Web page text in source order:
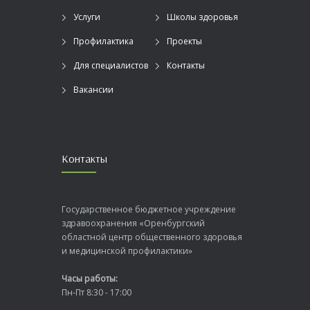
Услуги Школы здоровья
Профилактика Проекты
Для специалистов Контакты
Вакансии
Контакты
Государственное бюджетное учреждение
здравоохранения «Оренбургский
областной центр общественного здоровья
и медицинской профилактики»
Часы работы:
Пн-Пт 8:30 - 17:00